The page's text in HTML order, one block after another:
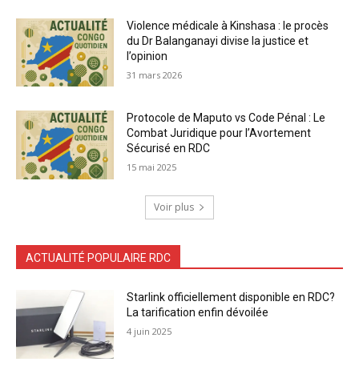
Violence médicale à Kinshasa : le procès
du Dr Balanganayi divise la justice et
l’opinion
31 mars 2026
Protocole de Maputo vs Code Pénal : Le
Combat Juridique pour l’Avortement
Sécurisé en RDC
15 mai 2025
Voir plus
ACTUALITÉ POPULAIRE RDC
Starlink officiellement disponible en RDC?
La tarification enfin dévoilée
4 juin 2025